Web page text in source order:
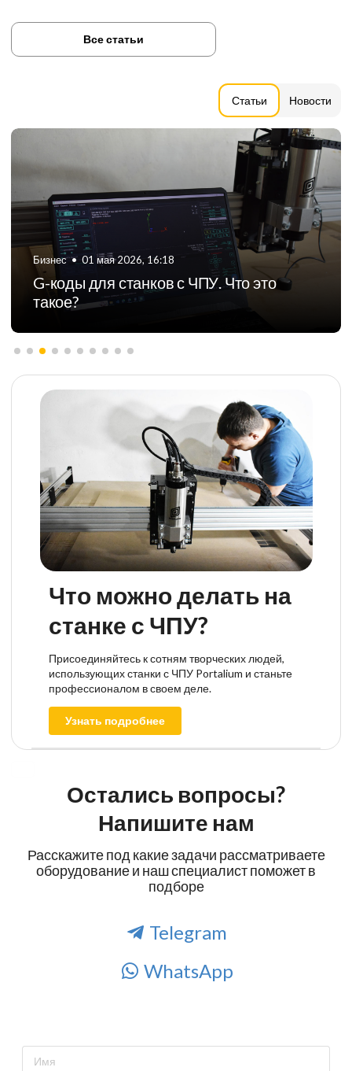
Статьи Новости
Все статьи
Бизнес • 06 августа 2024, 11:21
ТОП-5 российских производителей
фрезерных станков с ЧПУ
Что можно делать на
станке с ЧПУ?
Присоединяйтесь к сотням творческих людей,
использующих станки с ЧПУ Portalium и станьте
профессионалом в своем деле.
Узнать подробнее
Остались вопросы?
Напишите нам
Расскажите под какие задачи рассматриваете
оборудование и наш специалист поможет в
подборе
Telegram
WhatsApp